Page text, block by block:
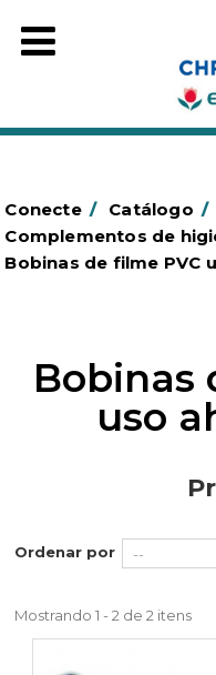
Conecte / Catálogo /
Complementos de
Bobinas de filme PVC
Bobinas
uso
Ordenar por
Mostrando 1 - 2 de 2 itens